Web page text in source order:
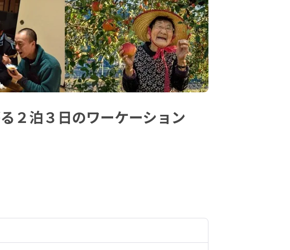
２泊３日のワーケーション